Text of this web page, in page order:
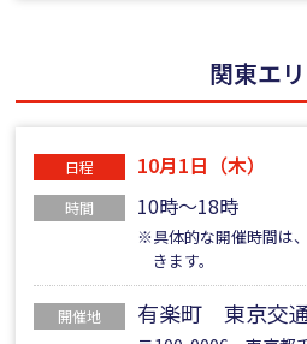
関東エ
日程 10月1日（木）
時間 10時～18時
※具体的な開催時間は
きます。
開催地 有楽町 東京交